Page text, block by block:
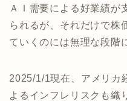
ＡＩ需要による好業績が
られるが、それだけで株
ていくのには無理な段階
2025/1/1現在、アメリカ
よるインフレリスクも織